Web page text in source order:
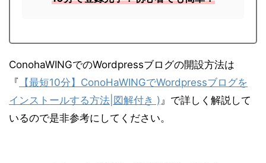
ConohaWINGでのWordpressブログの開設方法は
『 【最短10分】ConoHaWINGでWordpressブログを
インストールする方法|図解付き )』で詳しく解説して
いるので是非参考にしてください。